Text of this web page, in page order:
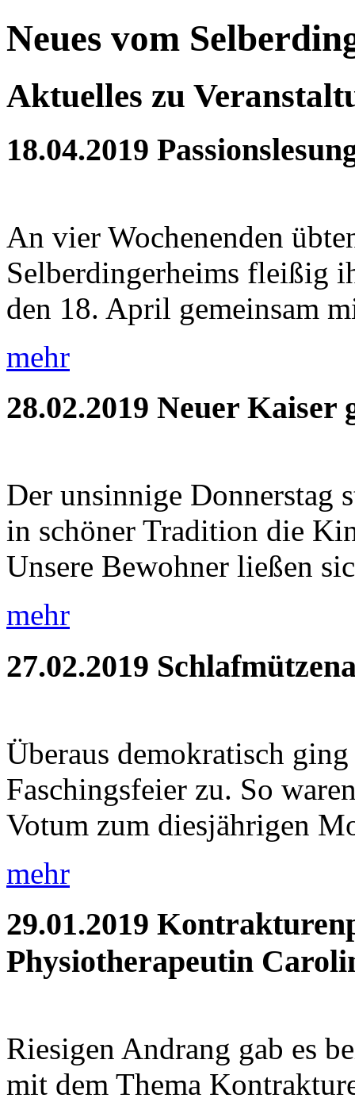
Neues vom
Aktuelles zu
18.04.2019
An vier Wochenenden
Selberdingerheims fleißig
den 18. April gemeinsam
mehr
28.02.2019 Neuer Kaiser
Der unsinnige Donnerstag
in schöner Tradition die
Unsere Bewohner ließen
mehr
27.02.2019
Überaus demokratisch
Faschingsfeier zu. So
Votum zum diesjährigen
mehr
29.01.2019
Physiotherapeutin
Riesigen Andrang gab es
mit dem Thema